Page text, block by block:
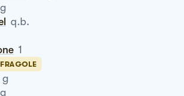
g
q.b.
1
g
g